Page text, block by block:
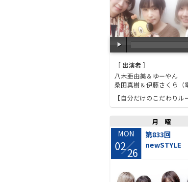
［ 出演者 ］
八木亜由美＆ゆーやん
桑田真樹＆伊藤さくら（
【自分だけのこだわりル
月曜
MON
0226
第833回
newSTYLE